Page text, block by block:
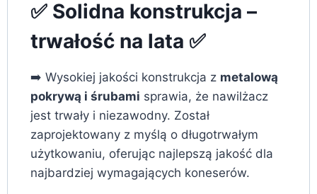
✅ Solidna konstrukcja –
trwałość na lata ✅
➡️ Wysokiej jakości konstrukcja z metalową
pokrywą i śrubami sprawia, że nawilżacz
jest trwały i niezawodny. Został
zaprojektowany z myślą o długotrwałym
użytkowaniu, oferując najlepszą jakość dla
najbardziej wymagających koneserów.